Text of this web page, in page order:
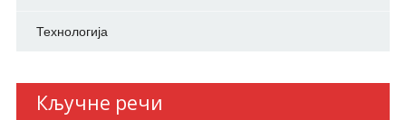
Технологија
Кључне речи